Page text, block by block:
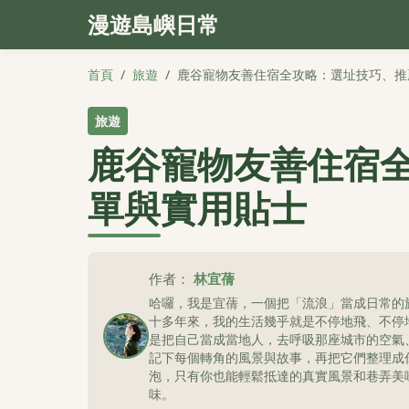
漫遊島嶼日常
首頁 / 旅遊 / 鹿谷寵物友善住宿全攻略：選址技巧、
旅遊
鹿谷寵物友善住宿
單與實用貼士
作者： 林宜蒨
哈囉，我是宜蒨，一個把「流浪」當成日常
十多年來，我的生活幾乎就是不停地飛、不
是把自己當成當地人，去呼吸那座城市的空
記下每個轉角的風景與故事，再把它們整理
泡，只有你也能輕鬆抵達的真實風景和巷弄
味。